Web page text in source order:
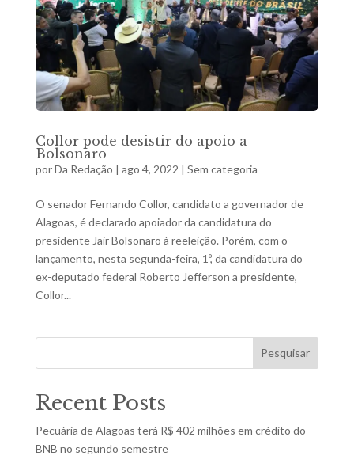
Collor pode desistir do apoio a
Bolsonaro
porDa Redação | ago 4, 2022 | Sem categoria
O senador Fernando Collor, candidato a governador de
Alagoas, é declarado apoiador da candidatura do
presidente Jair Bolsonaro à reeleição. Porém, com o
lançamento, nesta segunda-feira, 1º, da candidatura do
ex-deputado federal Roberto Jefferson a presidente,
Collor...
Pesquisar
Recent Posts
Pecuária de Alagoas terá R$ 402 milhões em crédito do
BNB no segundo semestre